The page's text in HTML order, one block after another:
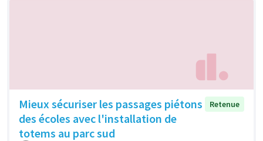
Mieux sécuriser les passages piétons
des écoles avec l'installation de
totems au parc sud
Retenue